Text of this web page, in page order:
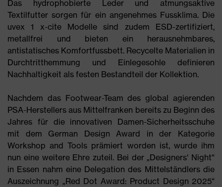
Das hydrophobierte Leder und atmungsaktive
Textilfutter sorgen für ein angenehmes Fussklima. Die
uvex 1 x-cite Modelle sind zudem ESD-zertifiziert,
metallfrei und bieten ein herausnehmbares,
antistatisches Komfortfussbett. Recycelte Materialien in
Durchtritthemmung und Einlegesohle definieren
Nachhaltigkeit als festen Bestandteil der Kollektion.
Nachdem das Footwear-Team des global agierenden
PSA-Herstellers aus Mittelfranken bereits zu Beginn des
Jahres für die innovativen Damen-Sicherheitsschuhe
mit dem German Design Award in der Kategorie
Workshop and Tools prämiert worden ist, wurde ihm
nun eine weitere Ehre zuteil. Bei der „Designers‘ Night“
in Essen nahm eine Delegation des Mittelständlers die
Auszeichnung „Red Dot Award: Product Design 2025“